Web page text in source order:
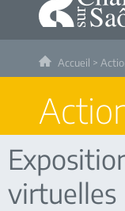
Accueil >
virtuelles